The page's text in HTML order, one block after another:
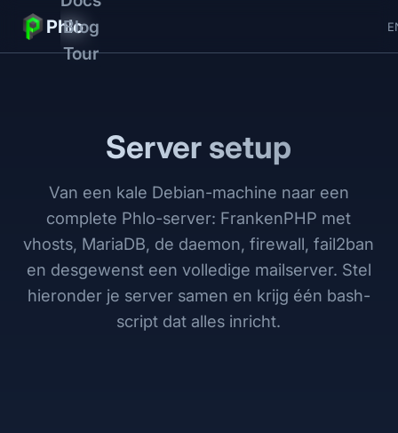
Phlo
Blog
Tour
Server setup
Van een kale Debian-machine naar een
complete Phlo-server: FrankenPHP met
vhosts, MariaDB, de daemon, firewall, fail2ban
en desgewenst een volledige mailserver. Stel
hieronder je server samen en krijg één bash-
script dat alles inricht.